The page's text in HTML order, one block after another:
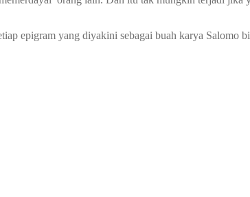
epigram yang diyakini sebagai buah karya Salomo